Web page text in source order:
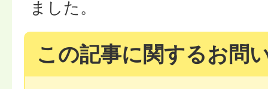
ました。
この記事に関するお問